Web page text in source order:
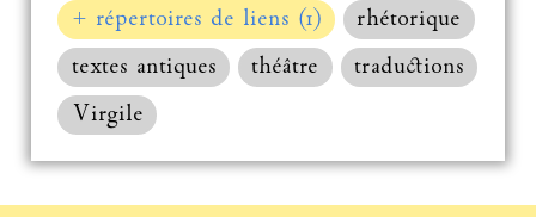
+ répertoires de liens (1)
rhétorique
textes antiques
théâtre
traductions
Virgile